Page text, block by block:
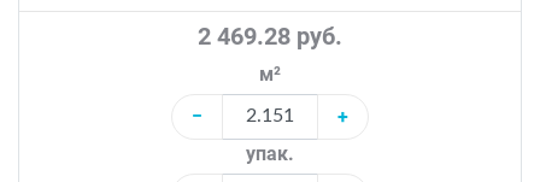
2 469.28 руб.
м²
−
+
упак.